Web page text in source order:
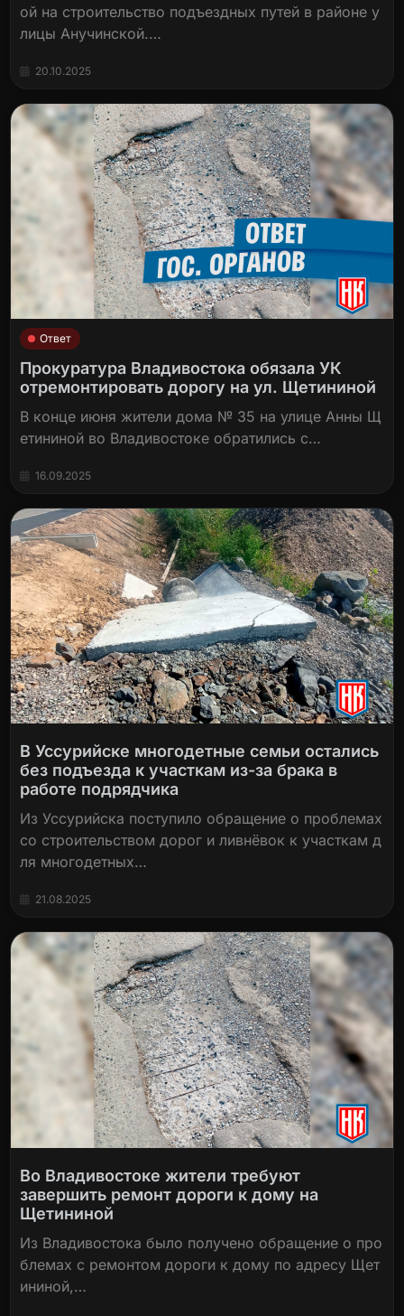
ой на строительство подъездных путей в районе у
лицы Анучинской.…
20.10.2025
Ответ
Прокуратура Владивостока обязала УК
отремонтировать дорогу на ул. Щетининой
В конце июня жители дома № 35 на улице Анны Щ
етининой во Владивостоке обратились с…
16.09.2025
В Уссурийске многодетные семьи остались
без подъезда к участкам из-за брака в
работе подрядчика
Из Уссурийска поступило обращение о проблемах
со строительством дорог и ливнёвок к участкам д
ля многодетных…
21.08.2025
Во Владивостоке жители требуют
завершить ремонт дороги к дому на
Щетининой
Из Владивостока было получено обращение о про
блемах с ремонтом дороги к дому по адресу Щет
ининой,…